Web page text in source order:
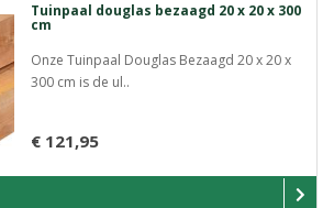
Tuinpaal douglas bezaagd 20 x 20 x 300
cm
Onze Tuinpaal Douglas Bezaagd 20 x 20 x
300 cm is de ul..
€ 121,95